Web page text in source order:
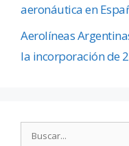
aeronáutica en
Aerolíneas
la incorporación de